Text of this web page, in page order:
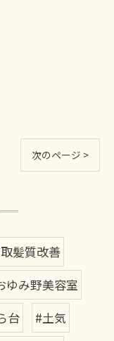
次のページ >
髪質改善
ゆみ野美容室
台
#土気